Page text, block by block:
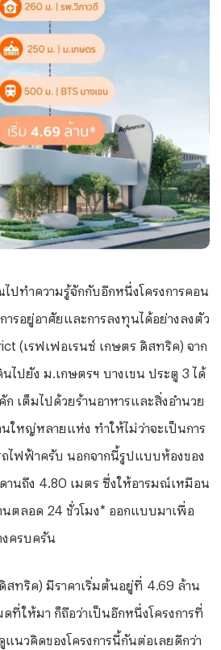
ทำความรู้จักกับอีกหนึ่งโครงการคอน
รอยู่อาศัยและการลงทุนได้อย่างลงตัว
(เรฟเฟอเรนซ์ เกษตร ดิสทริค) จาก
ไปยัง ม.เกษตรฯ บางเขน ประตู 3 ได้
เต็มไปด้วยร้านอาหารและสิ่งอำนวย
ใหญ่หลายแห่ง ทำให้ไม่ว่าจะเป็นการ
ถไฟฟ้าครับ นอกจากนี้รูปแบบห้องของ
านถึง 4.80 เมตร ซึ่งให้อารมณ์เหมือน
ตลอด 24 ชั่วโมง* ออกแบบมาเพื่อ
ครบครัน
สทริค) มีราคาเริ่มต้นอยู่ที่ 4.69 ล้าน
ให้มา ก็ถือว่าเป็นอีกหนึ่งโครงการที่
แนวคิดของโครงการนี้กันต่อเลยดีกว่า